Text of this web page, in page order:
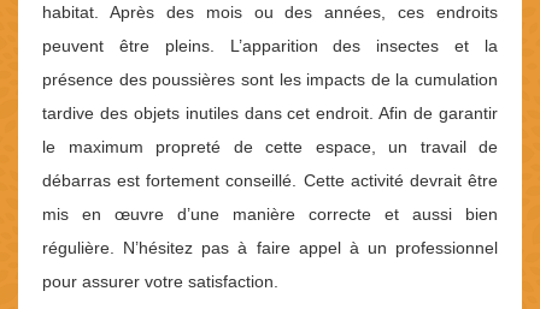
habitat. Après des mois ou des années, ces endroits
peuvent être pleins. L’apparition des insectes et la
présence des poussières sont les impacts de la cumulation
tardive des objets inutiles dans cet endroit. Afin de garantir
le maximum propreté de cette espace, un travail de
débarras est fortement conseillé. Cette activité devrait être
mis en œuvre d’une manière correcte et aussi bien
régulière. N’hésitez pas à faire appel à un professionnel
pour assurer votre satisfaction.